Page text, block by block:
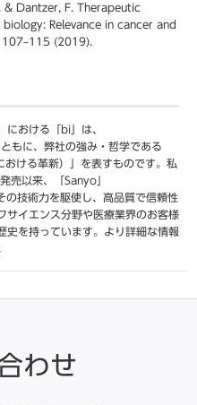
& Dantzer, F. Therapeutic
Relevance in cancer and
(2019).
における「bi」は、
もに、弊社の強み・哲学である
ける革新）」を表すものです。私
売以来、「Sanyo」
の技術力を駆使し、高品質で信頼性
サイエンス分野や医療業界のお客様
史を持っています。より詳細な情報
わせ